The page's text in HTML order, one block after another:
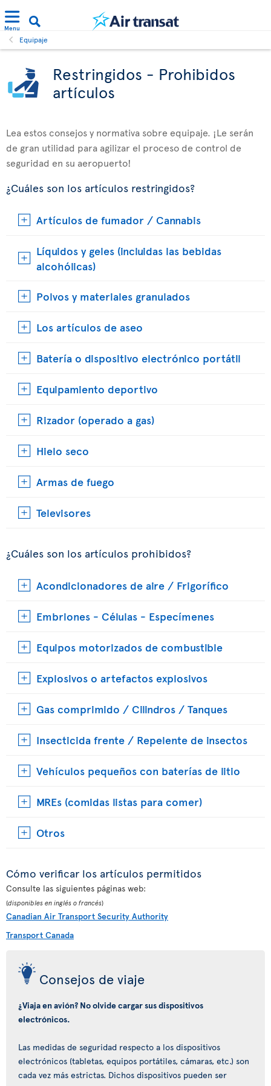
Menu
Equipaje
Restringidos - Prohibidos
artículos
Lea estos consejos y normativa sobre equipaje. ¡Le serán
de gran utilidad para agilizar el proceso de control de
seguridad en su aeropuerto!
¿Cuáles son los artículos restringidos?
Artículos de fumador / Cannabis
Líquidos y geles (incluidas las bebidas
alcohólicas)
Polvos y materiales granulados
Los artículos de aseo
Batería o dispositivo electrónico portátil
Equipamiento deportivo
Rizador (operado a gas)
Hielo seco
Armas de fuego
Televisores
¿Cuáles son los artículos prohibidos?
Acondicionadores de aire / Frigorífico
Embriones - Células - Especímenes
Equipos motorizados de combustible
Explosivos o artefactos explosivos
Gas comprimido / Cilindros / Tanques
Insecticida frente / Repelente de insectos
Vehículos pequeños con baterías de litio
MREs (comidas listas para comer)
Otros
Cómo verificar los artículos permitidos
Consulte las siguientes páginas web:
(disponibles en inglés o francés)
Canadian Air Transport Security Authority
Transport Canada
Consejos de viaje
¿Viaja en avión? No olvide cargar sus dispositivos
electrónicos.
Las medidas de seguridad respecto a los dispositivos
electrónicos (tabletas, equipos portátiles, cámaras, etc.) son
cada vez más estrictas. Dichos dispositivos pueden ser